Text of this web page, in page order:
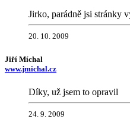
Jirko, parádně jsi stránky
20. 10. 2009
Jiří Míchal
www.jmichal.cz
Díky, už jsem to opravil
24. 9. 2009